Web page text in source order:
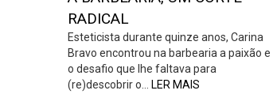
RADICAL
Esteticista durante quinze anos, Carina
Bravo encontrou na barbearia a paixão e
o desafio que lhe faltava para
(re)descobrir o…
LER MAIS